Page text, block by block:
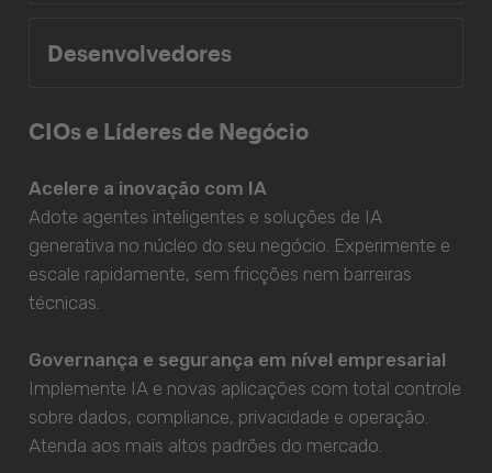
Desenvolvedores
CIOs e Líderes de Negócio
Acelere a inovação com IA
Adote agentes inteligentes e soluções de IA
generativa no núcleo do seu negócio. Experimente e
escale rapidamente, sem fricções nem barreiras
técnicas.
Governança e segurança em nível empresarial
Implemente IA e novas aplicações com total controle
sobre dados, compliance, privacidade e operação.
Atenda aos mais altos padrões do mercado.